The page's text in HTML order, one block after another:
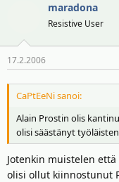
maradona
Resistive User
17.2.2006
CaPtEeNi sanoi:
Alain Prostin olis
olisi säästänyt
Jotenkin muistelen
olisi ollut kiinnostunut